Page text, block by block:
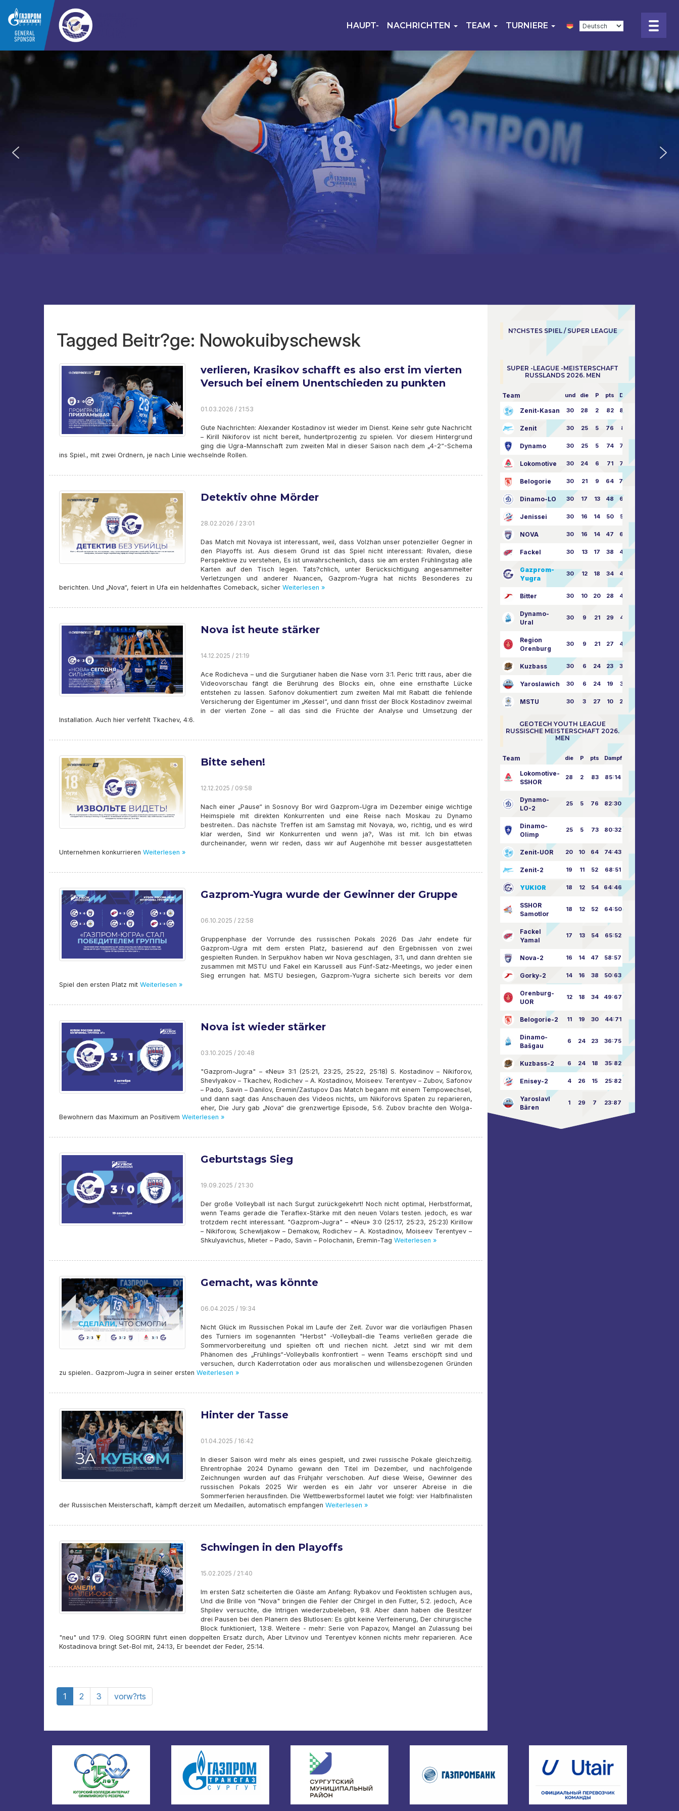
HAUPT- NACHRICHTEN TEAM TURNIERE
Tagged Beitr?ge: Nowokuibyschewsk
verlieren, Krasikov schafft es also erst im vierten
Versuch bei einem Unentschieden zu punkten
01.03.2026 / 21:53
Gute Nachrichten: Alexander Kostadinov ist wieder im Dienst. Keine sehr gute Nachricht
– Kirill Nikiforov ist nicht bereit, hundertprozentig zu spielen. Vor diesem Hintergrund
ging die Ugra-Mannschaft zum zweiten Mal in dieser Saison nach dem „4-2“-Schema
ins Spiel., mit zwei Ordnern, je nach Linie wechselnde Rollen.
Detektiv ohne Mörder
28.02.2026 / 23:01
Das Match mit Novaya ist interessant, weil, dass Volzhan unser potenzieller Gegner in
den Playoffs ist. Aus diesem Grund ist das Spiel nicht interessant: Rivalen, diese
Perspektive zu verstehen, Es ist unwahrscheinlich, dass sie am ersten Frühlingstag alle
Karten auf den Tisch legen. Tats?chlich, unter Berücksichtigung angesammelter
Verletzungen und anderer Nuancen, Gazprom-Yugra hat nichts Besonderes zu
berichten. Und „Nova“, feiert in Ufa ein heldenhaftes Comeback, sicher Weiterlesen »
Nova ist heute stärker
14.12.2025 / 21:19
Ace Rodicheva – und die Surgutianer haben die Nase vorn 3:1. Peric tritt raus, aber die
Videovorschau fängt die Berührung des Blocks ein, ohne eine ernsthafte Lücke
entstehen zu lassen. Safonov dokumentiert zum zweiten Mal mit Rabatt die fehlende
Versicherung der Eigentümer im „Kessel“, und dann frisst der Block Kostadinov zweimal
in der vierten Zone – all das sind die Früchte der Analyse und Umsetzung der
Installation. Auch hier verfehlt Tkachev, 4:6.
Bitte sehen!
12.12.2025 / 09:58
Nach einer „Pause“ in Sosnovy Bor wird Gazprom-Ugra im Dezember einige wichtige
Heimspiele mit direkten Konkurrenten und eine Reise nach Moskau zu Dynamo
bestreiten.. Das nächste Treffen ist am Samstag mit Novaya, wo, richtig, und es wird
klar werden, Sind wir Konkurrenten und wenn ja?, Was ist mit. Ich bin etwas
durcheinander, wenn wir reden, dass wir auf Augenhöhe mit besser ausgestatteten
Unternehmen konkurrieren Weiterlesen »
Gazprom-Yugra wurde der Gewinner der Gruppe
06.10.2025 / 22:58
Gruppenphase der Vorrunde des russischen Pokals 2026 Das Jahr endete für
Gazprom-Ugra mit dem ersten Platz, basierend auf den Ergebnissen von zwei
gespielten Runden. In Serpukhov haben wir Nova geschlagen, 3:1, und dann drehten sie
zusammen mit MSTU und Fakel ein Karussell aus Fünf-Satz-Meetings, wo jeder einen
Sieg errungen hat. MSTU besiegen, Gazprom-Yugra sicherte sich bereits vor dem
Spiel den ersten Platz mit Weiterlesen »
Nova ist wieder stärker
03.10.2025 / 20:48
"Gazprom-Jugra" – «Neu» 3:1 (25:21, 23:25, 25:22, 25:18) S. Kostadinov – Nikiforov,
Shevlyakov – Tkachev, Rodichev – A. Kostadinov, Moiseev. Terentyev – Zubov, Safonov
– Pado, Savin – Danilov, Eremin/Zastupov Das Match begann mit einem Tempowechsel,
und dann sagt das Anschauen des Videos nichts, um Nikiforovs Spaten zu reparieren,
eher, Die Jury gab „Nova“ die grenzwertige Episode, 5:6. Zubov brachte den Wolga-
Bewohnern das Maximum an Positivem Weiterlesen »
Geburtstags Sieg
19.09.2025 / 21:30
Der große Volleyball ist nach Surgut zurückgekehrt! Noch nicht optimal, Herbstformat,
wenn Teams gerade die Teraflex-Stärke mit den neuen Volars testen. jedoch, es war
trotzdem recht interessant. "Gazprom-Jugra" – «Neu» 3:0 (25:17, 25:23, 25:23) Kirillow
– Nikiforow, Schewljakow – Demakow, Rodichev – A. Kostadinov, Moiseev Terentyev –
Shkulyavichus, Mieter – Pado, Savin – Polochanin, Eremin-Tag Weiterlesen »
Gemacht, was könnte
06.04.2025 / 19:34
Nicht Glück im Russischen Pokal im Laufe der Zeit. Zuvor war die vorläufigen Phasen
des Turniers im sogenannten "Herbst" -Volleyball-die Teams verließen gerade die
Sommervorbereitung und spielten oft und riechen nicht. Jetzt sind wir mit dem
Phänomen des „Frühlings“-Volleyballs konfrontiert – wenn Teams erschöpft sind und
versuchen, durch Kaderrotation oder aus moralischen und willensbezogenen Gründen
zu spielen.. Gazprom-Jugra in seiner ersten Weiterlesen »
Hinter der Tasse
01.04.2025 / 16:42
In dieser Saison wird mehr als eines gespielt, und zwei russische Pokale gleichzeitig.
Ehrentrophäe 2024 Dynamo gewann den Titel im Dezember, und nachfolgende
Zeichnungen wurden auf das Frühjahr verschoben. Auf diese Weise, Gewinner des
russischen Pokals 2025 Wir werden es ein Jahr vor unserer Abreise in die
Sommerferien herausfinden. Die Wettbewerbsformel lautet wie folgt: vier Halbfinalisten
der Russischen Meisterschaft, kämpft derzeit um Medaillen, automatisch empfangen Weiterlesen »
Schwingen in den Playoffs
15.02.2025 / 21:40
Im ersten Satz scheiterten die Gäste am Anfang: Rybakov und Feoktisten schlugen aus,
Und die Brille von "Nova" bringen die Fehler der Chirgel in den Futter, 5:2. jedoch, Ace
Shpilev versuchte, die Intrigen wiederzubeleben, 9:8. Aber dann haben die Besitzer
drei Pausen bei den Planern des Blutlosen: Es gibt keine Verfeinerung, Der chirurgische
Block funktioniert, 13:8. Weitere - mehr: Serie von Papazov, Mangel an Zulassung bei
"neu" und 17:9. Oleg SOGRIN führt einen doppelten Ersatz durch, Aber Litvinov und Terentyev können nichts mehr reparieren. Ace
Kostadinova bringt Set-Bol mit, 24:13, Er beendet der Feder, 25:14.
1 2 3 vorw?rts
N?CHSTES SPIEL / SUPER LEAGUE
SUPER -LEAGUE -MEISTERSCHAFT
RUSSLANDS 2026. MEN
Team und die P pts Dampf
Zenit-Kasan 30 28 2 82 87:24
Zenit 30 25 5 76 81:21
Dynamo 30 25 5 74 79:26
Lokomotive 30 24 6 71 77:33
Belogorie 30 21 9 64 70:40
Dinamo-LO 30 17 13 48 63:57
Jenissei 30 16 14 50 59:53
NOVA 30 16 14 47 62:58
Fackel 30 13 17 38 49:62
Gazprom-
Yugra
30 12 18 34 45:63
Bitter 30 10 20 28 46:73
Dynamo-
Ural
30 9 21 29 41:70
Region
Orenburg
30 9 21 27 43:73
Kuzbass 30 6 24 23 38:76
Yaroslawich 30 6 24 19 31:80
MSTU 30 3 27 10 25:87
GEOTECH YOUTH LEAGUE
RUSSISCHE MEISTERSCHAFT 2026.
MEN
Team die P pts Dampf
Lokomotive-
SSHOR
28 2 83 85:14
Dynamo-
LO-2
25 5 76 82:30
Dinamo-
Olimp
25 5 73 80:32
Zenit-UOR 20 10 64 74:43
Zenit-2 19 11 52 68:51
YUKIOR 18 12 54 64:46
SSHOR
Samotlor
18 12 52 64:50
Fackel
Yamal
17 13 54 65:52
Nova-2 16 14 47 58:57
Gorky-2 14 16 38 50:63
Orenburg-
UOR
12 18 34 49:67
Belogorie-2 11 19 30 44:71
Dinamo-
Bašgau
6 24 23 36:75
Kuzbass-2 6 24 18 35:82
Enisey-2 4 26 15 25:82
Yaroslavl
Bären
1 29 7 23:87